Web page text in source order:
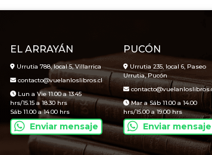
EL ARRAYÁN
Urrutia 788, local 5, Villarrica
contacto@vuelanloslibros.cl
Lun a Vie 11.00 a 13.45
hrs/15.15 a 18.30 hrs
Sáb 11.00 a 14.00 hrs
Enviar mensaje
PUCÓN
Urrutia 235, local 6, Paseo
Urrutia, Pucón
Mar a Sáb 11.00 a 14.00
hrs/15.00 a 19.00 hrs
Enviar mensaje